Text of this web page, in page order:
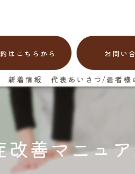
はこちらから お問い
新着情報 代表あいさつ/患者様
改善マニ